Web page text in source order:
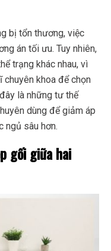
bị tổn thương, việc
án tối ưu. Tuy nhiên,
trạng khác nhau, vì
chuyên khoa để chọn
là những tư thế
dùng để giảm áp
ngủ sâu hơn.
gối giữa hai